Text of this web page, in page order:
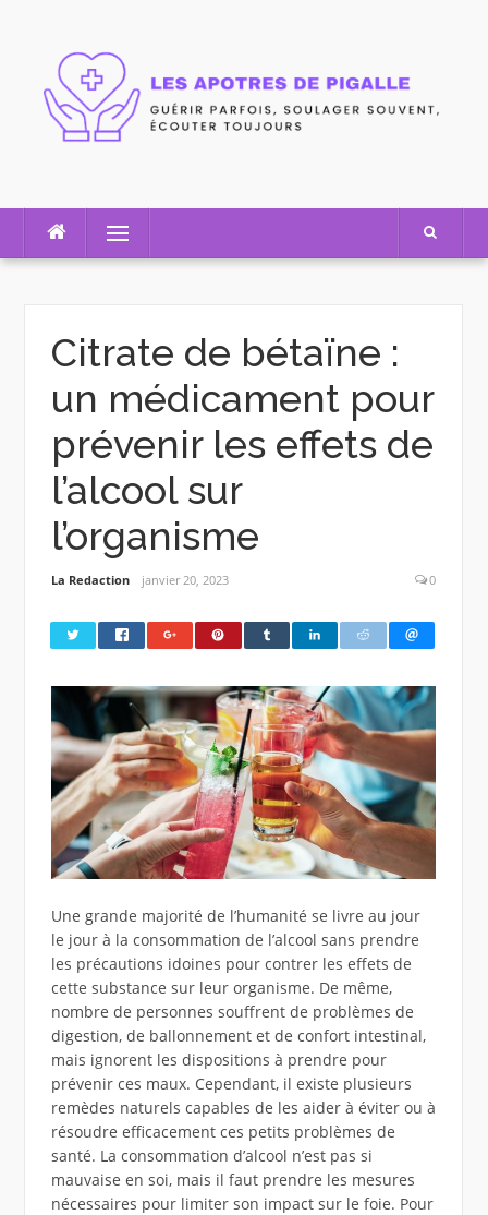
Menu
Citrate de bétaïne :
un médicament pour
prévenir les effets de
l’alcool sur
l’organisme
La Redaction janvier 20, 2023 0
Une grande majorité de l’humanité se livre au jour
le jour à la consommation de l’alcool sans prendre
les précautions idoines pour contrer les effets de
cette substance sur leur organisme. De même,
nombre de personnes souffrent de problèmes de
digestion, de ballonnement et de confort intestinal,
mais ignorent les dispositions à prendre pour
prévenir ces maux. Cependant, il existe plusieurs
remèdes naturels capables de les aider à éviter ou à
résoudre efficacement ces petits problèmes de
santé. La consommation d’alcool n’est pas si
mauvaise en soi, mais il faut prendre les mesures
nécessaires pour limiter son impact sur le foie. Pour